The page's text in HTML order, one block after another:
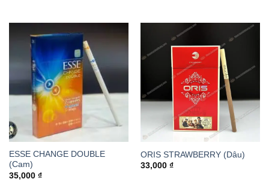
ESSE CHANGE DOUBLE
(Cam)
35,000 ₫
ORIS STRAWBERRY (Dâu)
33,000 ₫